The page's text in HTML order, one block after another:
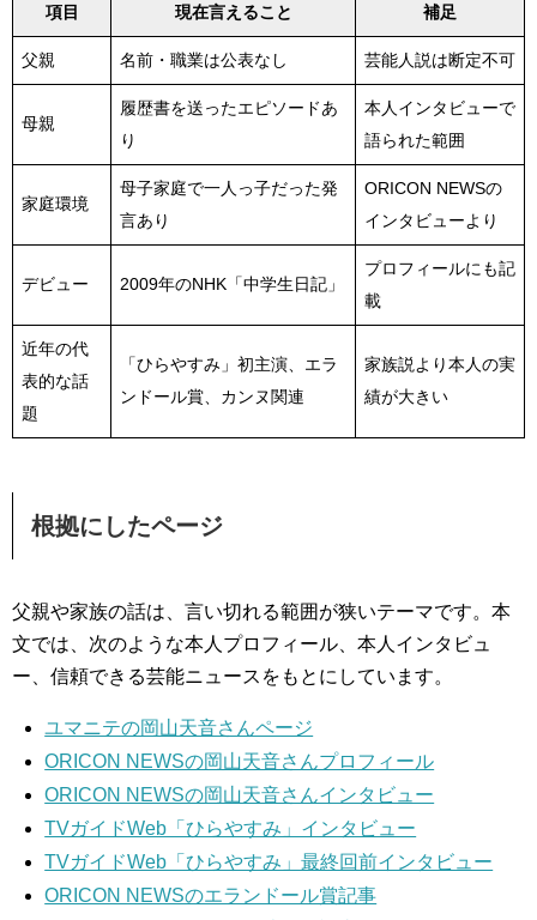
項目 現在言えること 補足
父親 名前・職業は公表なし 芸能人説は断定不可
母親
履歴書を送ったエピソードあ
り
本人インタビューで
語られた範囲
家庭環境
母子家庭で一人っ子だった発
言あり
ORICON NEWSの
インタビューより
デビュー 2009年のNHK「中学生日記」
プロフィールにも記
載
近年の代
表的な話
題
「ひらやすみ」初主演、エラ
ンドール賞、カンヌ関連
家族説より本人の実
績が大きい
根拠にしたページ
父親や家族の話は、言い切れる範囲が狭いテーマです。本
文では、次のような本人プロフィール、本人インタビュ
ー、信頼できる芸能ニュースをもとにしています。
ユマニテの岡山天音さんページ
ORICON NEWSの岡山天音さんプロフィール
ORICON NEWSの岡山天音さんインタビュー
TVガイドWeb「ひらやすみ」インタビュー
TVガイドWeb「ひらやすみ」最終回前インタビュー
ORICON NEWSのエランドール賞記事